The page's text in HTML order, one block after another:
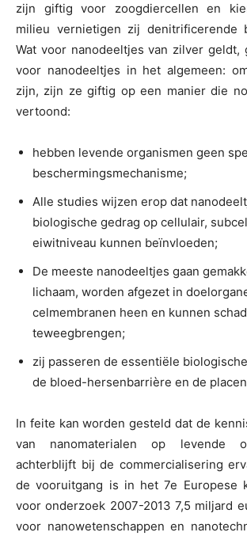
zijn giftig voor zoogdiercellen en
milieu vernietigen zij denitrificerende
Wat voor nanodeeltjes van zilver geldt,
voor nanodeeltjes in het algemeen:
zijn, zijn ze giftig op een manier die
vertoond:
hebben levende organismen geen
beschermingsmechanisme;
Alle studies wijzen erop dat
biologische gedrag op cellulair,
eiwitniveau kunnen beïnvloeden;
De meeste nanodeeltjes gaan
lichaam, worden afgezet in
celmembranen heen en kunnen
teweegbrengen;
zij passeren de essentiële
de bloed-hersenbarrière en de
In feite kan worden gesteld dat de
van nanomaterialen op levende
achterblijft bij de commercialisering
de vooruitgang is in het 7e Europese
voor onderzoek 2007-2013 7,5 miljard
voor nanowetenschappen en